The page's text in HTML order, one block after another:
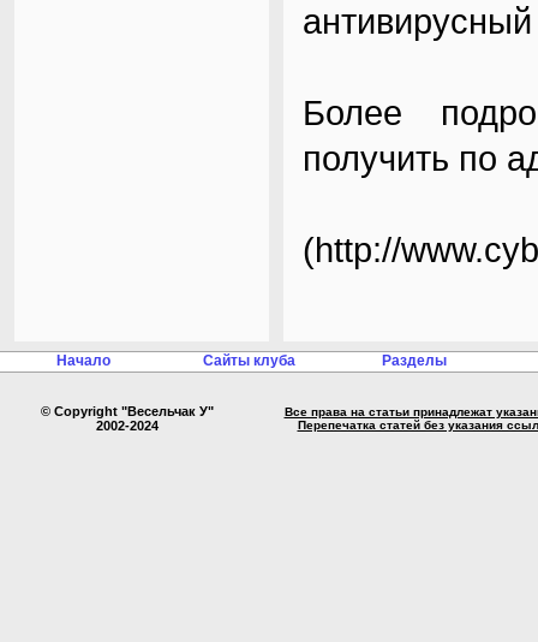
Более
получить по
(http://
Начало Сайты клуба Разделы
© Copyright "Весельчак У"
2002-2024
Все права на статьи принадлежат
Перепечатка статей без указания